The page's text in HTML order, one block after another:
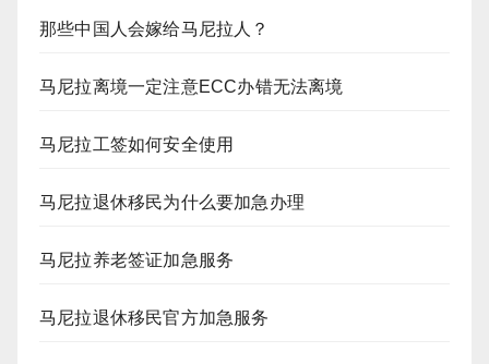
那些中国人会嫁给马尼拉人？
马尼拉离境一定注意ECC办错无法离境
马尼拉工签如何安全使用
马尼拉退休移民为什么要加急办理
马尼拉养老签证加急服务
马尼拉退休移民官方加急服务